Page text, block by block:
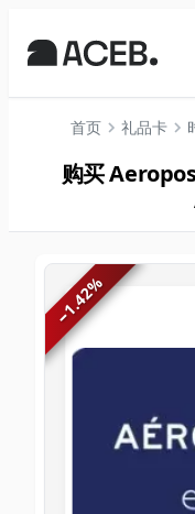
首页 礼品卡
购买
−
1.42
%